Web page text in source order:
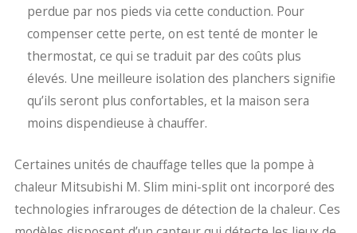
perdue par nos pieds via cette conduction. Pour
compenser cette perte, on est tenté de monter le
thermostat, ce qui se traduit par des coûts plus
élevés. Une meilleure isolation des planchers signifie
qu’ils seront plus confortables, et la maison sera
moins dispendieuse à chauffer.
Certaines unités de chauffage telles que la pompe à
chaleur Mitsubishi M. Slim mini-split ont incorporé des
technologies infrarouges de détection de la chaleur. Ces